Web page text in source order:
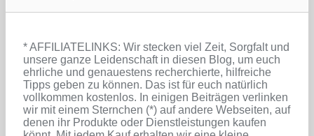
* AFFILIATELINKS: Wir stecken viel Zeit, Sorgfalt und
unsere ganze Leidenschaft in diesen Blog, um euch
ehrliche und genauestens recherchierte, hilfreiche
Tipps geben zu können. Das ist für euch natürlich
vollkommen kostenlos. In einigen Beiträgen verlinken
wir mit einem Sternchen (*) auf andere Webseiten, auf
denen ihr Produkte oder Dienstleistungen kaufen